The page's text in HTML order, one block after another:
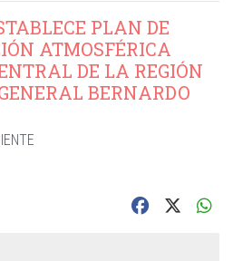
PLAN DE
ATMOSFÉRICA
DE LA REGIÓN
BERNARDO